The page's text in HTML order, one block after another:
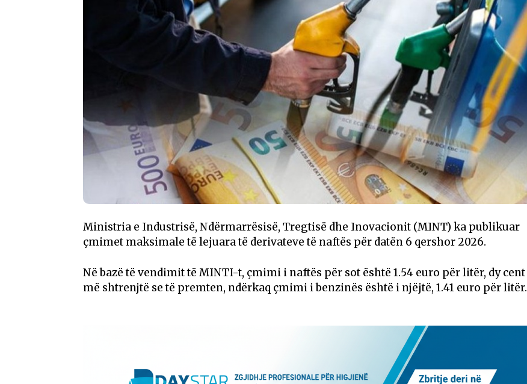
Ministria e Industrisë, Ndërmarrësisë, Tregtisë dhe Inovacionit (MINT) ka publikuar
çmimet maksimale të lejuara të derivateve të naftës për datën 6 qershor 2026.
Në bazë të vendimit të MINTI-t, çmimi i naftës për sot është 1.54 euro për litër, dy cent
më shtrenjtë se të premten, ndërkaq çmimi i benzinës është i njëjtë, 1.41 euro për litër.